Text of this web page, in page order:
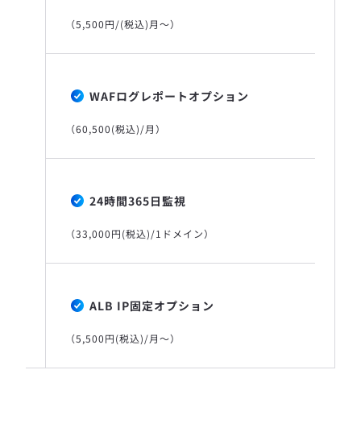
（5,500円/(税込)月〜）
WAFログレポートオプション
（60,500(税込)/月）
24時間365日監視
（33,000円(税込)/1ドメイン）
ALB IP固定オプション
（5,500円(税込)/月〜）